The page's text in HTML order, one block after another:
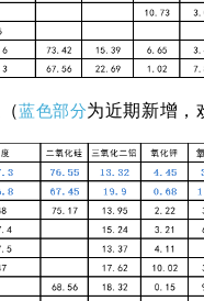
（蓝色部分为近期新增，